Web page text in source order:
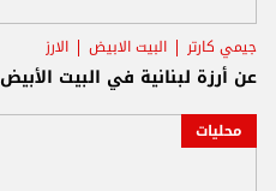
جيمي كارتر البيت الابيض الارز
عن أرزة لبنانية في البيت الأبيض
محليات